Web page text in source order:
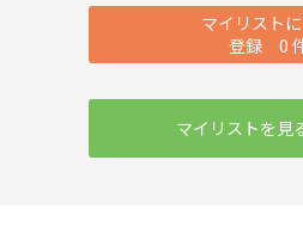
マイリスト
登録 0
マイリストを見